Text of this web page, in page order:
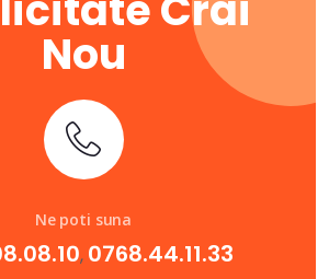
Nou
Ne poti suna
, 0768.44.11.33